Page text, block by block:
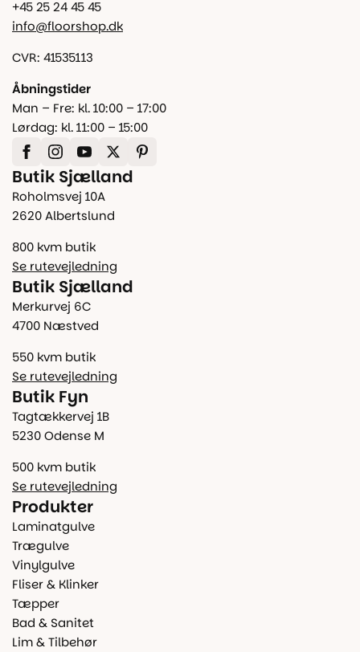
+45 25 24 45 45
info@floorshop.dk
CVR: 41535113
Åbningstider
Man – Fre: kl. 10:00 – 17:00
Lørdag: kl. 11:00 – 15:00
Butik Sjælland
Roholmsvej 10A
2620 Albertslund
800 kvm butik
Se rutevejledning
Butik Sjælland
Merkurvej 6C
4700 Næstved
550 kvm butik
Se rutevejledning
Butik Fyn
Tagtækkervej 1B
5230 Odense M
500 kvm butik
Se rutevejledning
Produkter
Laminatgulve
Trægulve
Vinylgulve
Fliser & Klinker
Tæpper
Bad & Sanitet
Lim & Tilbehør